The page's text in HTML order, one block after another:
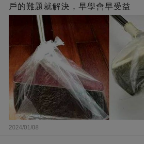
戶的難題就解決，早學會早受益
2024/01/08